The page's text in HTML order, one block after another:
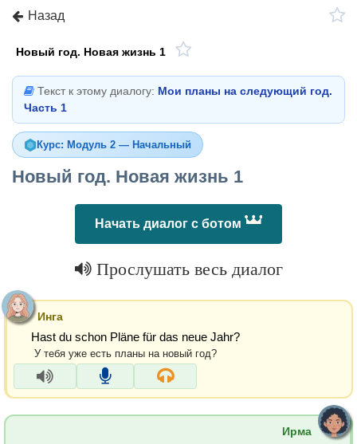
Назад
Новый год. Новая жизнь 1
Текст к этому диалогу: Мои планы на следующий год.
Часть 1
Курс: Модуль 2 — Начальный
Новый год. Новая жизнь 1
Начать диалог с ботом
Прослушать весь диалог
Инга
Hast du schon Pläne für das neue Jahr?
У тебя уже есть планы на новый год?
Ирма